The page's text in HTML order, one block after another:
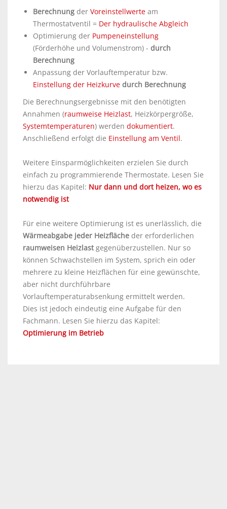
Berechnung der Voreinstellwerte am
Thermostatventil = Der hydraulische Abgleich
Optimierung der Pumpeneinstellung
(Förderhöhe und Volumenstrom) - durch
Berechnung
Anpassung der Vorlauftemperatur bzw.
Einstellung der Heizkurve durch Berechnung
Die Berechnungsergebnisse mit den benötigten
Annahmen (raumweise Heizlast, Heizkörpergröße,
Systemtemperaturen) werden dokumentiert.
Anschließend erfolgt die Einstellung am Ventil.
Weitere Einsparmöglichkeiten erzielen Sie durch
einfach zu programmierende Thermostate. Lesen Sie
hierzu das Kapitel: Nur dann und dort heizen, wo es
notwendig ist
Für eine weitere Optimierung ist es unerlässlich, die
Wärmeabgabe jeder Heizfläche der erforderlichen
raumweisen Heizlast gegenüberzustellen. Nur so
können Schwachstellen im System, sprich ein oder
mehrere zu kleine Heizflächen für eine gewünschte,
aber nicht durchführbare
Vorlauftemperaturabsenkung ermittelt werden.
Dies ist jedoch eindeutig eine Aufgabe für den
Fachmann. Lesen Sie hierzu das Kapitel:
Optimierung im Betrieb